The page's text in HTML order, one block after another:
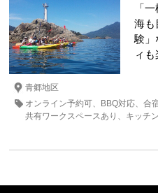
「
海も
験」
ィ
青郷地区
オンライン予約可
BBQ対応 合
共有ワークスペースあり
キッチ